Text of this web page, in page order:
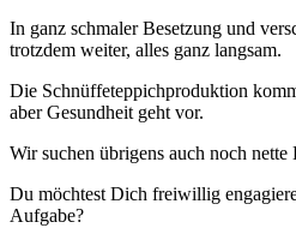
In ganz schmaler Besetzung und
trotzdem weiter, alles ganz langsam.
Die Schnüffeteppichproduktion
aber Gesundheit geht vor.
Wir suchen übrigens auch noch
Du möchtest Dich freiwillig
Aufgabe?